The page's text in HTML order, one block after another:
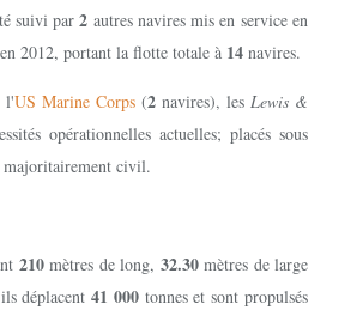
suivi par2 autres navires mis en service en
en 2012, portant la flotte totale à 14 navires.
l'US Marine Corps(2navires), lesLewis &
opérationnelles actuelles; placés sous
majoritairement civil.
210mètres de long, 32.30mètres de large
déplacent 41 000tonnes et sont propulsés